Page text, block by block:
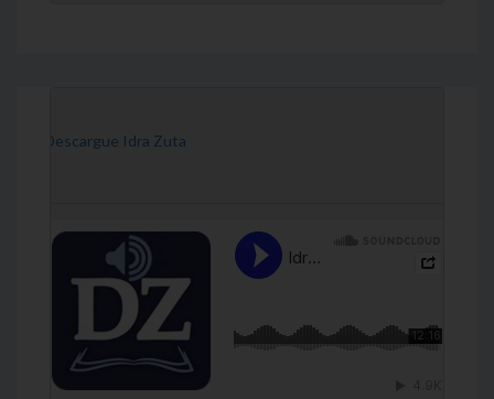
[Descargue Idra Zuta